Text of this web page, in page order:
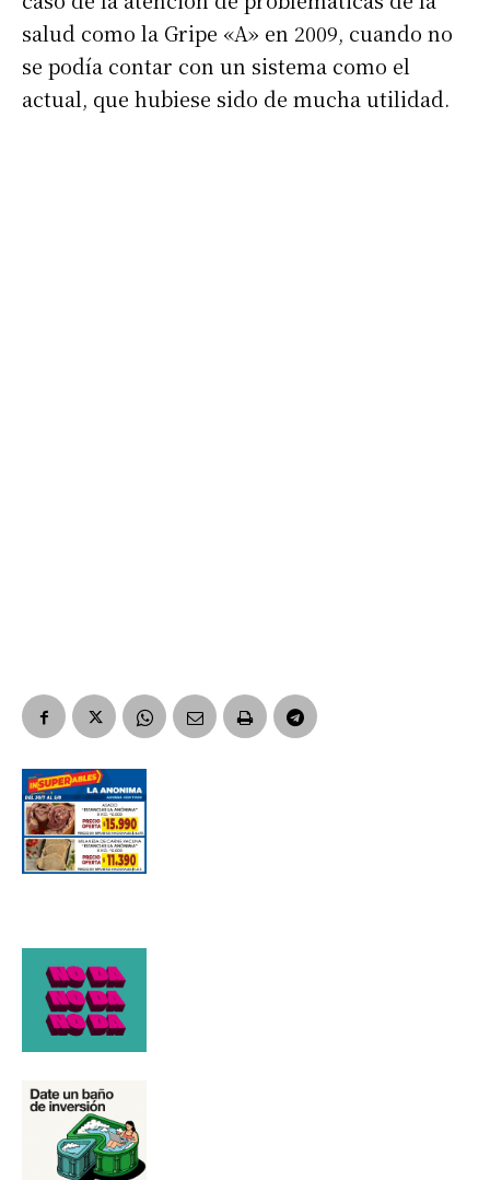
salud como la Gripe «A» en 2009, cuando no
se podía contar con un sistema como el
actual, que hubiese sido de mucha utilidad.